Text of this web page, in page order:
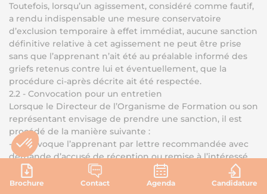
Toutefois, lorsqu’un agissement, considéré comme fautif,
a rendu indispensable une mesure conservatoire
d’exclusion temporaire à effet immédiat, aucune sanction
définitive relative à cet agissement ne peut être prise
sans que l’apprenant n’ait été au préalable informé des
griefs retenus contre lui et éventuellement, que la
procédure ci-après décrite ait été respectée.
2.2 - Convocation pour un entretien
Lorsque le Directeur de l’Organisme de Formation ou son
représentant envisage de prendre une sanction, il est
procédé de la manière suivante :
- Il convoque l’apprenant par lettre recommandée avec
demande d’accusé de réception ou remise à l’intéressé
contre décharge en lui indiquant l’objet de la
convocation
Brochure Contact Agenda Candidature